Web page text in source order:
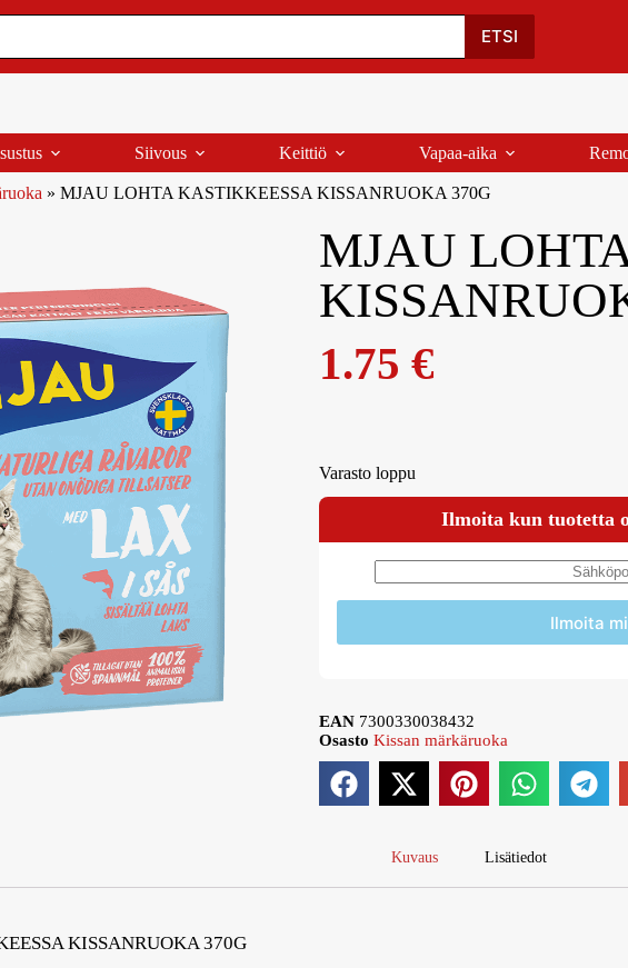
Oma Tili Ostoskori Yhteystiedot
ETSI
Siivous Keittiö Vapaa-aika
» MJAU LOHTA KASTIKKEESSA KISSANRUOKA 370G
MJAU
1.75 €
Varasto loppu
Ilmoita kun tuotetta
Ilmoita
EAN 7300330038432
Osasto Kissan märkäruoka
Kuvaus Lisätiedot
KISSANRUOKA 370G